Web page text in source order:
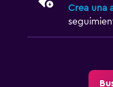
Crea una